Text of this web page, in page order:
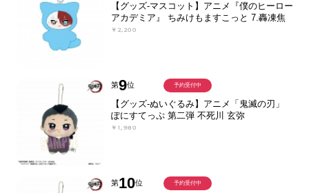
【グッズ-マスコット】アニメ『僕のヒーロー
アカデミア』 ちみけもますこっと 7.轟凍焦
￥2,200
第9位
【グッズ-ぬいぐるみ】アニメ「鬼滅の刃」
ぽにすてっぷ 第二弾 不死川 玄弥
￥1,980
予約受付中
第10位 予約受付中